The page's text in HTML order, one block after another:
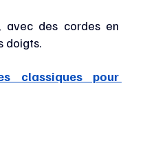
avec des cordes en
doigts.
classiques pour